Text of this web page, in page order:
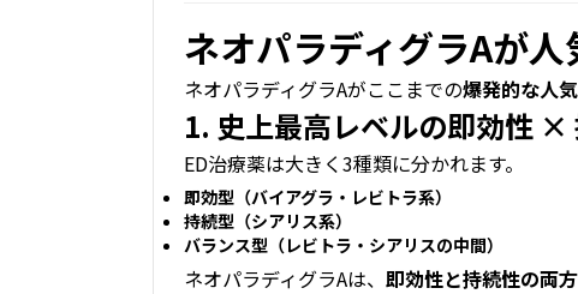
ネオパラディグラAが人
ネオパラディグラAがここまでの爆発的な人
1. 史上最高レベルの即効性 ×
ED治療薬は大きく3種類に分かれます。
即効型（バイアグラ・レビトラ系）
持続型（シアリス系）
バランス型（レビトラ・シアリスの中間）
ネオパラディグラAは、 即効性と持続性の両